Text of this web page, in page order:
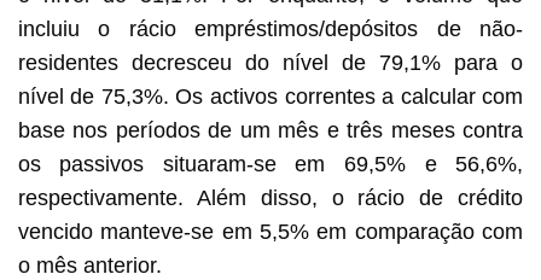
incluiu o rácio empréstimos/depósitos de não-
residentes decresceu do nível de 79,1% para o
nível de 75,3%. Os activos correntes a calcular com
base nos períodos de um mês e três meses contra
os passivos situaram-se em 69,5% e 56,6%,
respectivamente. Além disso, o rácio de crédito
vencido manteve-se em 5,5% em comparação com
o mês anterior.